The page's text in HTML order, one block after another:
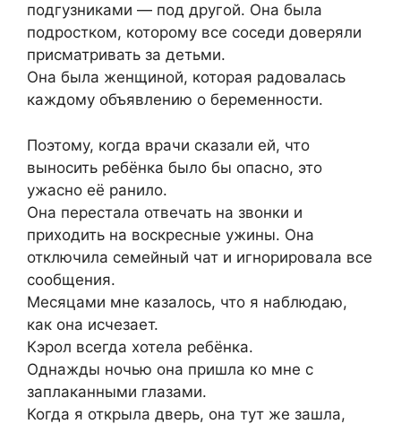
подгузниками — под другой. Она была
подростком, которому все соседи доверяли
присматривать за детьми.
Она была женщиной, которая радовалась
каждому объявлению о беременности.
Поэтому, когда врачи сказали ей, что
выносить ребёнка было бы опасно, это
ужасно её ранило.
Она перестала отвечать на звонки и
приходить на воскресные ужины. Она
отключила семейный чат и игнорировала все
сообщения.
Месяцами мне казалось, что я наблюдаю,
как она исчезает.
Кэрол всегда хотела ребёнка.
Однажды ночью она пришла ко мне с
заплаканными глазами.
Когда я открыла дверь, она тут же зашла,